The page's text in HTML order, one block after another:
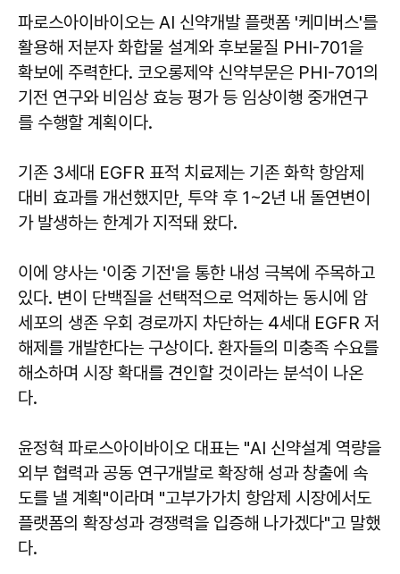
파로스아이바이오는 AI 신약개발 플랫폼 '케미버스'를
활용해 저분자 화합물 설계와 후보물질 PHI-701을
확보에 주력한다. 코오롱제약 신약부문은 PHI-701의
기전 연구와 비임상 효능 평가 등 임상이행 중개연구
를 수행할 계획이다.
기존 3세대 EGFR 표적 치료제는 기존 화학 항암제
대비 효과를 개선했지만, 투약 후 1~2년 내 돌연변이
가 발생하는 한계가 지적돼 왔다.
이에 양사는 '이중 기전'을 통한 내성 극복에 주목하고
있다. 변이 단백질을 선택적으로 억제하는 동시에 암
세포의 생존 우회 경로까지 차단하는 4세대 EGFR 저
해제를 개발한다는 구상이다. 환자들의 미충족 수요를
해소하며 시장 확대를 견인할 것이라는 분석이 나온
다.
윤정혁 파로스아이바이오 대표는 "AI 신약설계 역량을
외부 협력과 공동 연구개발로 확장해 성과 창출에 속
도를 낼 계획"이라며 "고부가가치 항암제 시장에서도
플랫폼의 확장성과 경쟁력을 입증해 나가겠다"고 말했
다.